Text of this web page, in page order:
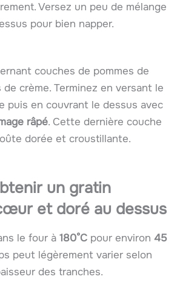
Versez un peu de mélange
pour bien napper.
couches de pommes de
crème. Terminez en versant le
puis en couvrant le dessus avec
râpé. Cette dernière couche
dorée et croustillante.
un gratin
et doré au dessus
le four à 180°C pour environ 45
peut légèrement varier selon
des tranches.